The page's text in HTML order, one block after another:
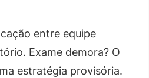
entre equipe
Exame demora? O
estratégia provisória.